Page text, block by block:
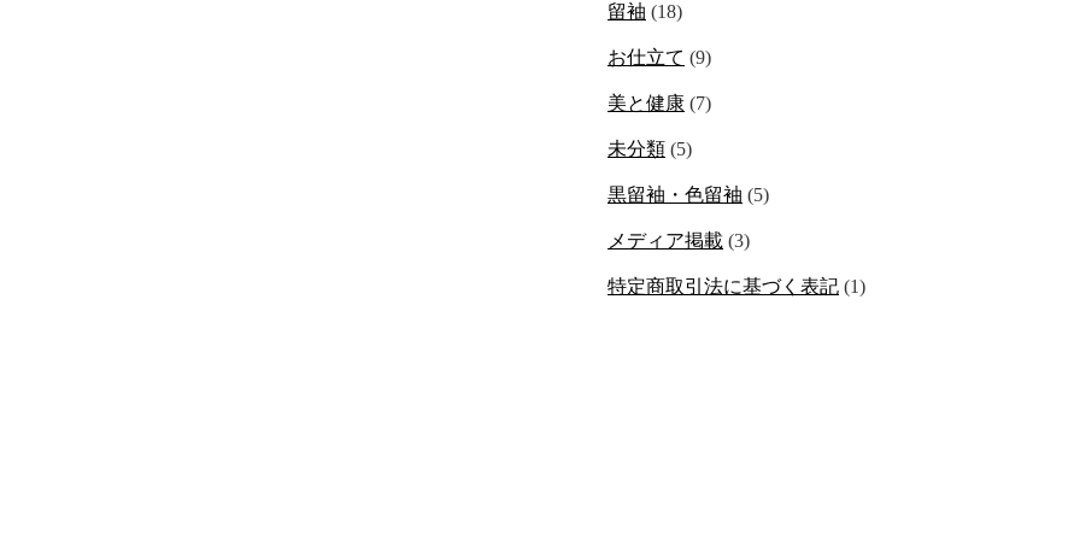
留袖 (18)
お仕立て (9)
美と健康 (7)
未分類 (5)
黒留袖・色留袖 (5)
メディア掲載 (3)
特定商取引法に基づく表記 (1)